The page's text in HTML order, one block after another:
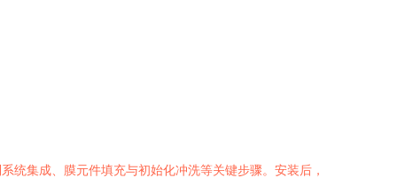
统集成、膜元件填充与初始化冲洗等关键步骤。安装后，